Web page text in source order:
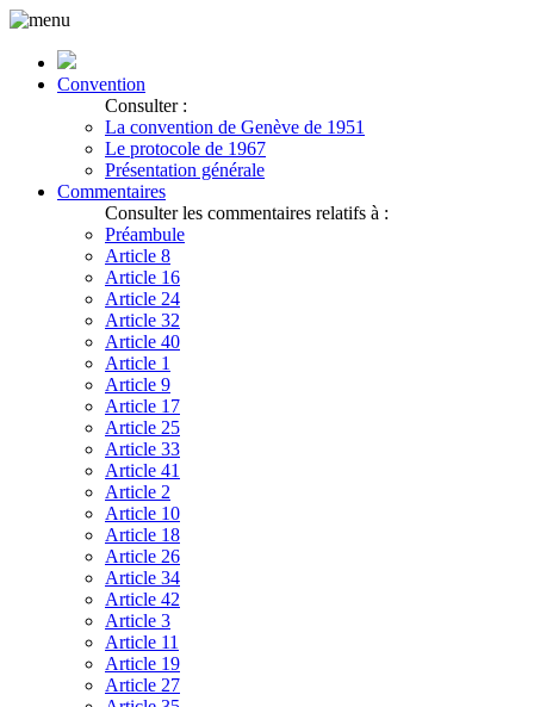
Convention
Consulter :
La convention de Genève de 1951
Le protocole de 1967
Présentation générale
Commentaires
Consulter les commentaires relatifs à :
Préambule
Article 8
Article 16
Article 24
Article 32
Article 40
Article 1
Article 9
Article 17
Article 25
Article 33
Article 41
Article 2
Article 10
Article 18
Article 26
Article 34
Article 42
Article 3
Article 11
Article 19
Article 27